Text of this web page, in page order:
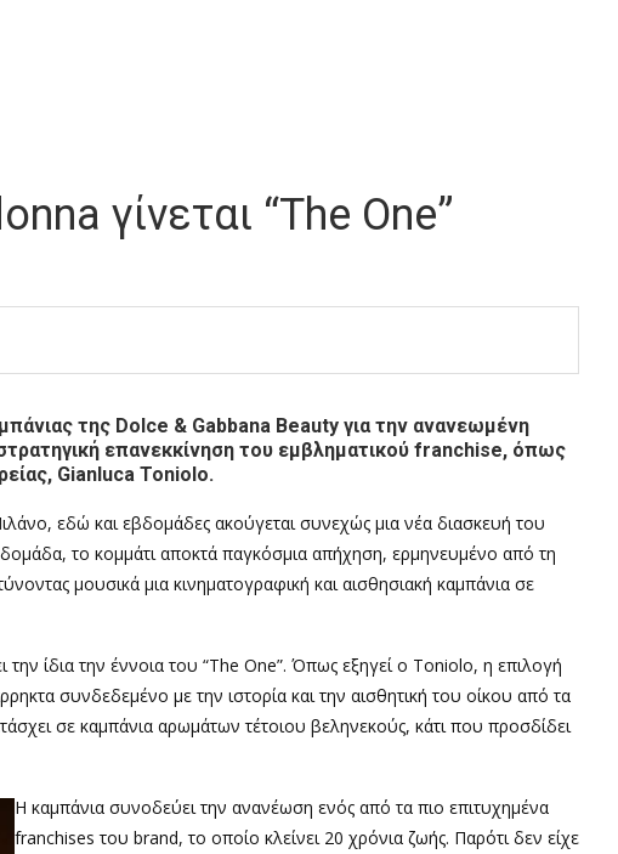
γίνεται “The One”
της Dolce & Gabbana Beauty για την ανανεωμένη
επανεκκίνηση του εμβληματικού franchise, όπως
Gianluca Toniolo.
εδώ και εβδομάδες ακούγεται συνεχώς μια νέα διασκευή του
το κομμάτι αποκτά παγκόσμια απήχηση, ερμηνευμένο από τη
μουσικά μια κινηματογραφική και αισθησιακή καμπάνια σε
ίδια την έννοια του “The One”. Όπως εξηγεί ο Toniolo, η επιλογή
συνδεδεμένο με την ιστορία και την αισθητική του οίκου από τα
σε καμπάνια αρωμάτων τέτοιου βεληνεκούς, κάτι που προσδίδει
Η καμπάνια συνοδεύει την ανανέωση ενός από τα πιο επιτυχημένα
franchises του brand, το οποίο κλείνει 20 χρόνια ζωής. Παρότι δεν είχε